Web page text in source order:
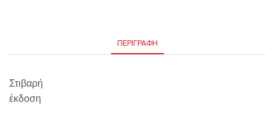
ΠΕΡΙΓΡΑΦΉ
Στιβαρή
έκδοση